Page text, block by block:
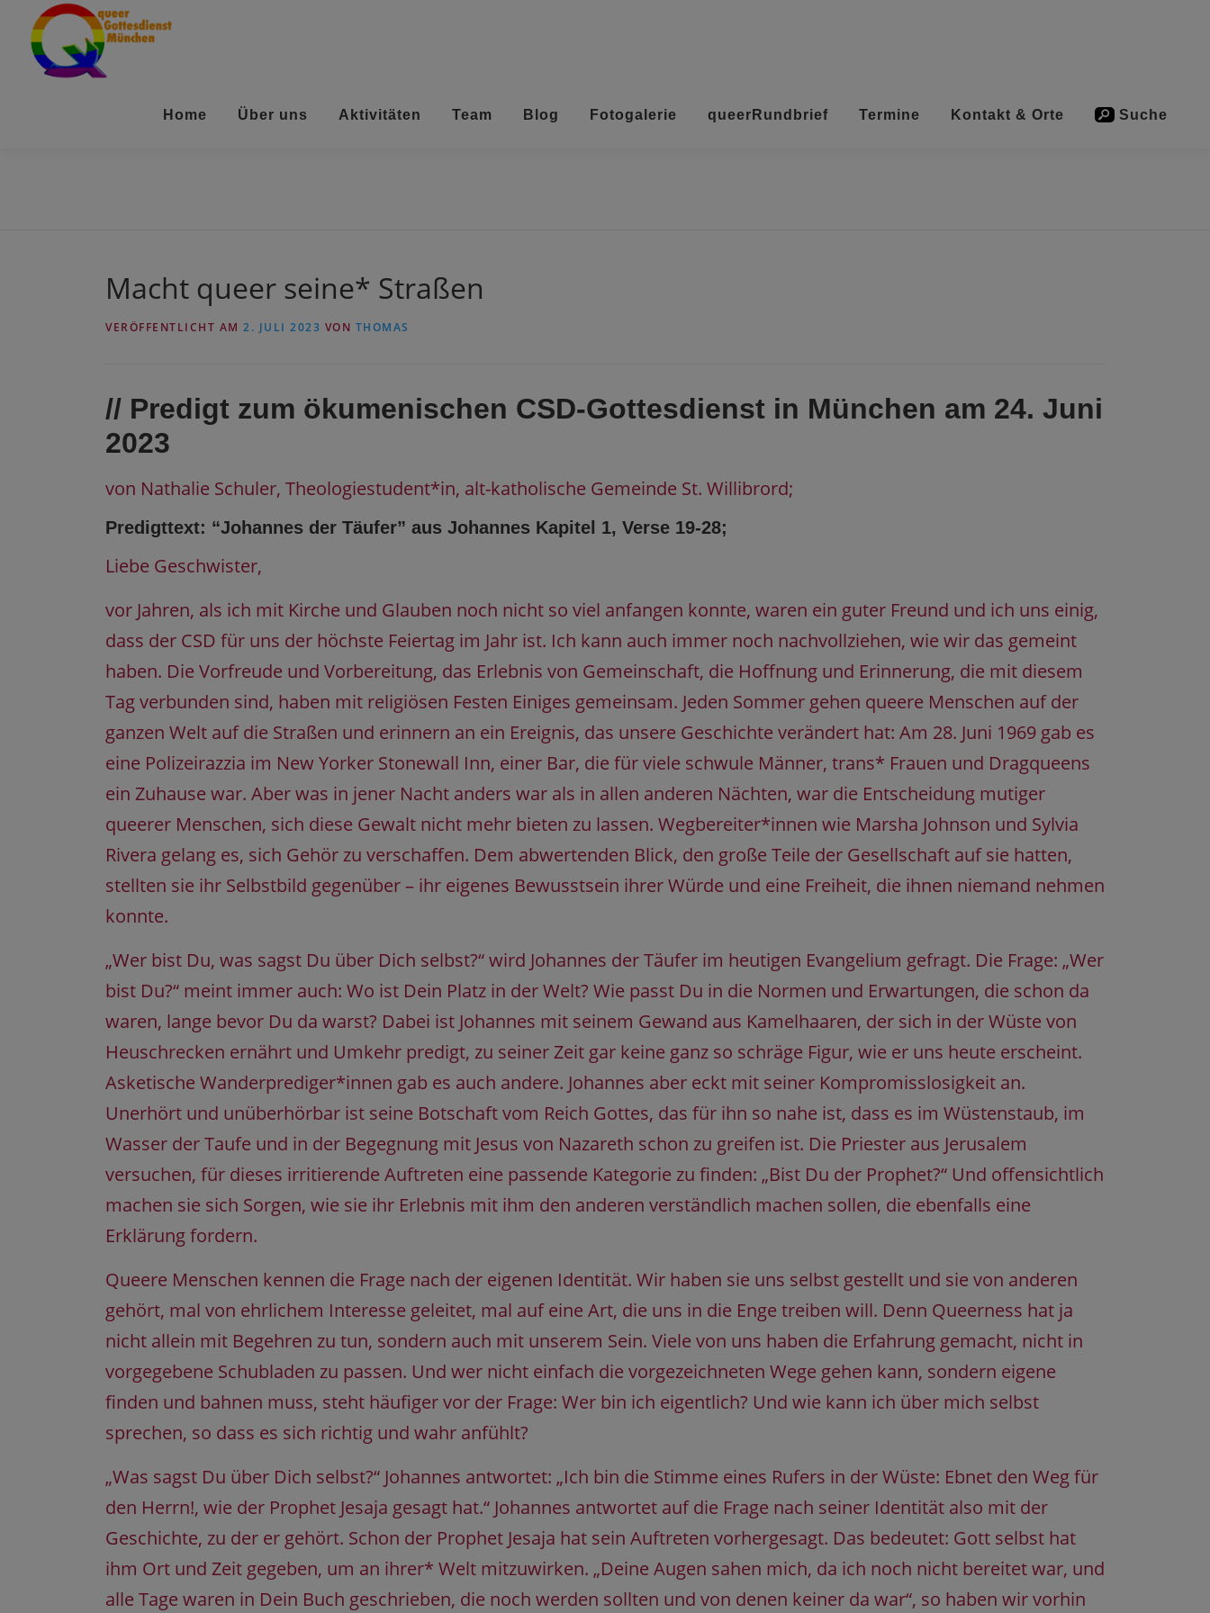
Zum
Inhalt
springen
Home Über uns Aktivitäten Team Blog Fotogalerie queerRundbrief Termine Kontakt & Orte Suche
Macht queer seine* Straßen
VERÖFFENTLICHT AM 2. JULI 2023 VON THOMAS
// Predigt zum ökumenischen CSD-Gottesdienst in München am 24. Juni
2023
von Nathalie Schuler, Theologiestudent*in, alt-katholische Gemeinde St. Willibrord;
Predigttext: “Johannes der Täufer” aus Johannes Kapitel 1, Verse 19-28;
Liebe Geschwister,
vor Jahren, als ich mit Kirche und Glauben noch nicht so viel anfangen konnte, waren ein guter Freund und ich uns einig,
dass der CSD für uns der höchste Feiertag im Jahr ist. Ich kann auch immer noch nachvollziehen, wie wir das gemeint
haben. Die Vorfreude und Vorbereitung, das Erlebnis von Gemeinschaft, die Hoffnung und Erinnerung, die mit diesem
Tag verbunden sind, haben mit religiösen Festen Einiges gemeinsam. Jeden Sommer gehen queere Menschen auf der
ganzen Welt auf die Straßen und erinnern an ein Ereignis, das unsere Geschichte verändert hat: Am 28. Juni 1969 gab es
eine Polizeirazzia im New Yorker Stonewall Inn, einer Bar, die für viele schwule Männer, trans* Frauen und Dragqueens
ein Zuhause war. Aber was in jener Nacht anders war als in allen anderen Nächten, war die Entscheidung mutiger
queerer Menschen, sich diese Gewalt nicht mehr bieten zu lassen. Wegbereiter*innen wie Marsha Johnson und Sylvia
Rivera gelang es, sich Gehör zu verschaffen. Dem abwertenden Blick, den große Teile der Gesellschaft auf sie hatten,
stellten sie ihr Selbstbild gegenüber – ihr eigenes Bewusstsein ihrer Würde und eine Freiheit, die ihnen niemand nehmen
konnte.
„Wer bist Du, was sagst Du über Dich selbst?“ wird Johannes der Täufer im heutigen Evangelium gefragt. Die Frage: „Wer
bist Du?“ meint immer auch: Wo ist Dein Platz in der Welt? Wie passt Du in die Normen und Erwartungen, die schon da
waren, lange bevor Du da warst? Dabei ist Johannes mit seinem Gewand aus Kamelhaaren, der sich in der Wüste von
Heuschrecken ernährt und Umkehr predigt, zu seiner Zeit gar keine ganz so schräge Figur, wie er uns heute erscheint.
Asketische Wanderprediger*innen gab es auch andere. Johannes aber eckt mit seiner Kompromisslosigkeit an.
Unerhört und unüberhörbar ist seine Botschaft vom Reich Gottes, das für ihn so nahe ist, dass es im Wüstenstaub, im
Wasser der Taufe und in der Begegnung mit Jesus von Nazareth schon zu greifen ist. Die Priester aus Jerusalem
versuchen, für dieses irritierende Auftreten eine passende Kategorie zu finden: „Bist Du der Prophet?“ Und offensichtlich
machen sie sich Sorgen, wie sie ihr Erlebnis mit ihm den anderen verständlich machen sollen, die ebenfalls eine
Erklärung fordern.
Queere Menschen kennen die Frage nach der eigenen Identität. Wir haben sie uns selbst gestellt und sie von anderen
gehört, mal von ehrlichem Interesse geleitet, mal auf eine Art, die uns in die Enge treiben will. Denn Queerness hat ja
nicht allein mit Begehren zu tun, sondern auch mit unserem Sein. Viele von uns haben die Erfahrung gemacht, nicht in
vorgegebene Schubladen zu passen. Und wer nicht einfach die vorgezeichneten Wege gehen kann, sondern eigene
finden und bahnen muss, steht häufiger vor der Frage: Wer bin ich eigentlich? Und wie kann ich über mich selbst
sprechen, so dass es sich richtig und wahr anfühlt?
„Was sagst Du über Dich selbst?“ Johannes antwortet: „Ich bin die Stimme eines Rufers in der Wüste: Ebnet den Weg für
den Herrn!, wie der Prophet Jesaja gesagt hat.“ Johannes antwortet auf die Frage nach seiner Identität also mit der
Geschichte, zu der er gehört. Schon der Prophet Jesaja hat sein Auftreten vorhergesagt. Das bedeutet: Gott selbst hat
ihm Ort und Zeit gegeben, um an ihrer* Welt mitzuwirken. „Deine Augen sahen mich, da ich noch nicht bereitet war, und
alle Tage waren in Dein Buch geschrieben, die noch werden sollten und von denen keiner da war“, so haben wir vorhin